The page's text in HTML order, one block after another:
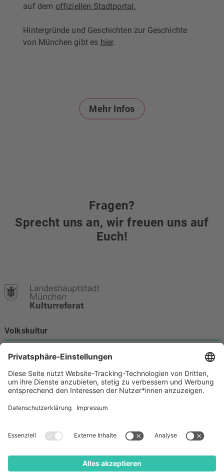
auf dem offiziellen Stadtportal.
Hintergründe und Geschichten zur Geschichte
von München gibt es hier.
Mehr Infos
Fragen?
Sprecht uns an, wir freuen uns auf
Euch!
Volkskultur
80331 München
Kontakt
089 233-21172
volkskultur@muenchen.de
Volkskultur auf Facebook
Volkskultur Instagram
Volkskultur auf Youtube